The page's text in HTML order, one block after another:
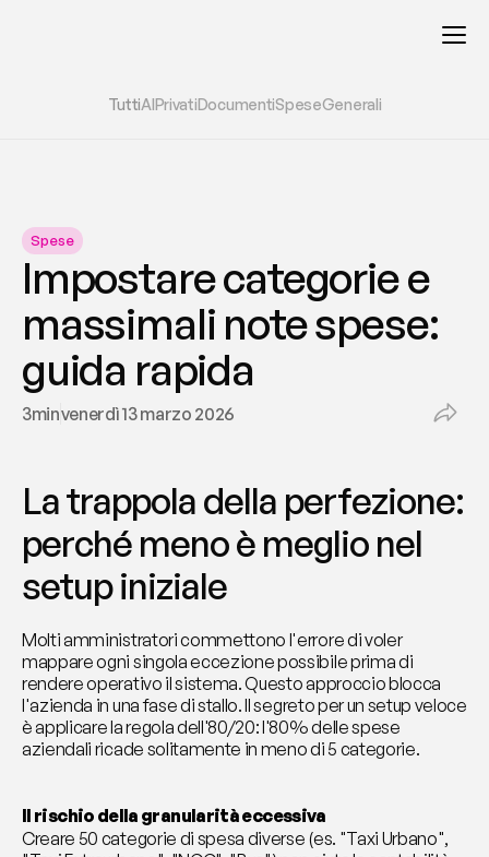
TuttiAIPrivatiDocumentiSpeseGenerali
Spese
Impostare categorie e
massimali note spese:
guida rapida
3minvenerdì 13 marzo 2026
La trappola della perfezione:
perché meno è meglio nel
setup iniziale
Molti amministratori commettono l'errore di voler
mappare ogni singola eccezione possibile prima di
rendere operativo il sistema. Questo approccio blocca
l'azienda in una fase di stallo. Il segreto per un setup veloce
è applicare la regola dell'80/20: l'80% delle spese
aziendali ricade solitamente in meno di 5 categorie.
Il rischio della granularità eccessiva
Creare 50 categorie di spesa diverse (es. "Taxi Urbano",